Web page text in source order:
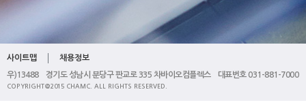
사이트맵 채용정보
우)13488 경기도 성남시 분당구 판교로 335 차바이오컴플렉스 대표번호 031-881-7000
COPYRIGHT@2015 CHAMC. ALL RIGHTS RESERVED.